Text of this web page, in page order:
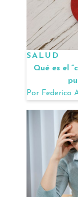
SALUD
Qué es el
Por Federico